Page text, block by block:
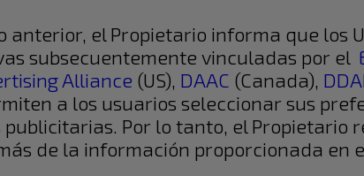
anterior, el Propietario informa que los
subsecuentemente vinculadas por el
Alliance (US), DAAC (Canada), DDAI
a los usuarios seleccionar sus
Por lo tanto, el Propietario
de la información proporcionada en